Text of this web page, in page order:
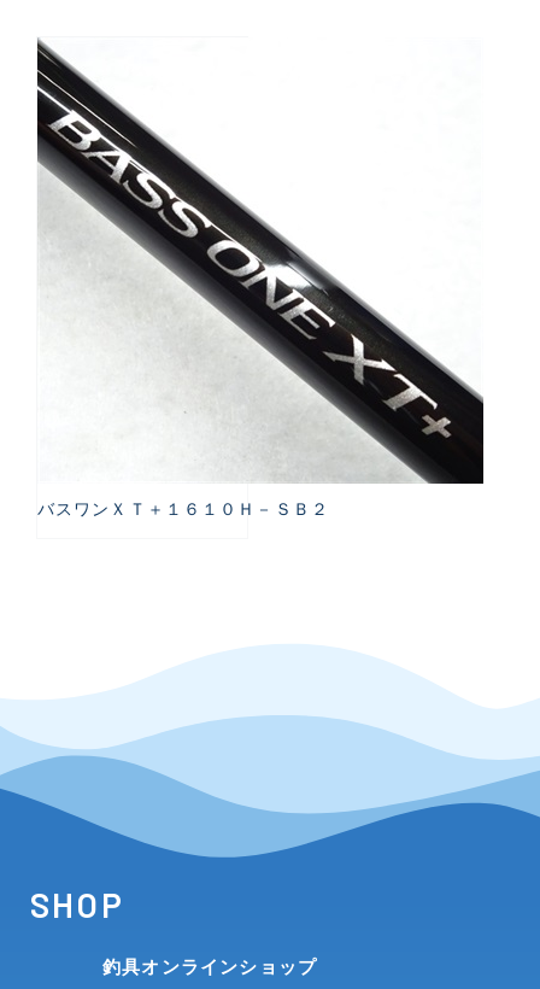
バスワンＸＴ＋１６１０Ｈ－ＳＢ２
SHOP
釣具オンラインショップ